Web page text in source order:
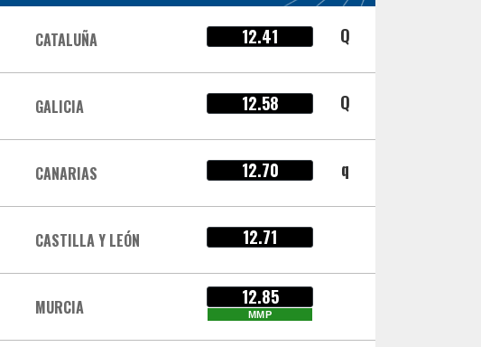
CATALUÑA 12.41 Q
GALICIA 12.58 Q
CANARIAS 12.70 q
CASTILLA Y LEÓN 12.71
MURCIA 12.85
MMP